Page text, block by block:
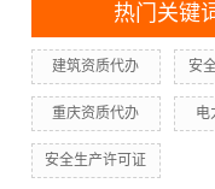
热门关键
建筑资质代办 安
重庆资质代办 电
安全生产许可证